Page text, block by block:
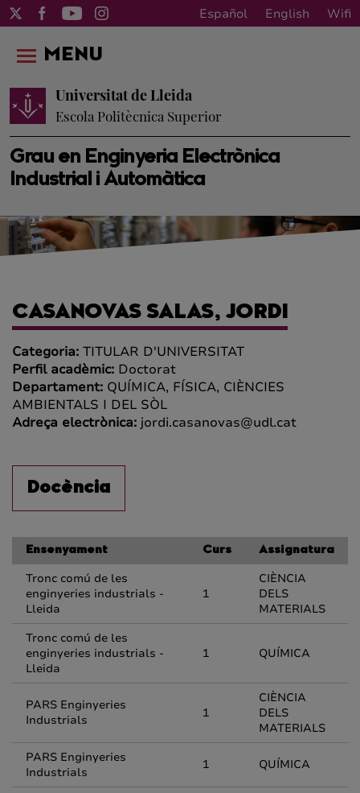
Español English Wifi
Grau en Enginyeria Electrònica
Industrial i Automàtica
Universitat de Lleida
Escola Politècnica Superior
MENU
CASANOVAS SALAS, JORDI
Categoria: TITULAR D'UNIVERSITAT
Perfil acadèmic: Doctorat
Departament: QUÍMICA, FÍSICA, CIÈNCIES
AMBIENTALS I DEL SÒL
Adreça electrònica: jordi.casanovas@udl.cat
Docència
Ensenyament Curs Assignatura
Tronc comú de les
enginyeries industrials -
Lleida
1
CIÈNCIA
DELS
MATERIALS
Tronc comú de les
enginyeries industrials -
Lleida
1 QUÍMICA
PARS Enginyeries
Industrials
1
CIÈNCIA
DELS
MATERIALS
PARS Enginyeries
Industrials
1 QUÍMICA